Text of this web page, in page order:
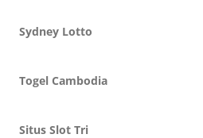
Sydney Lotto
Togel Cambodia
Situs Slot Tri